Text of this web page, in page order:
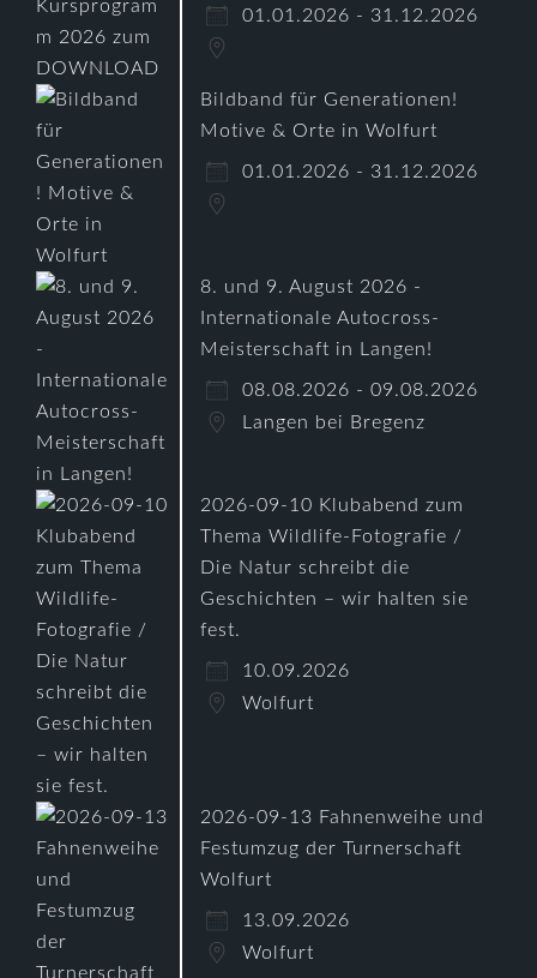
01.01.2026 - 31.12.2026
Bildband für Generationen!
Motive & Orte in Wolfurt
01.01.2026 - 31.12.2026
8. und 9. August 2026 -
Internationale Autocross-
Meisterschaft in Langen!
08.08.2026 - 09.08.2026
Langen bei Bregenz
2026-09-10 Klubabend zum
Thema Wildlife-Fotografie /
Die Natur schreibt die
Geschichten – wir halten sie
fest.
10.09.2026
Wolfurt
2026-09-13 Fahnenweihe und
Festumzug der Turnerschaft
Wolfurt
13.09.2026
Wolfurt